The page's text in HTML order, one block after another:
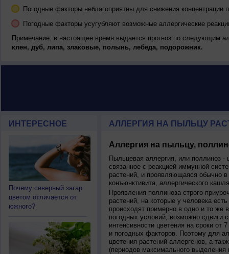
Погодные факторы неблагоприятны для снижения концентрации
Погодные факторы усугубляют возможные аллергические
Примечание: в настоящее время выдается прогноз по следующим
клен, дуб, липа, злаковые, полынь, лебеда, подорожник.
ИНТЕРЕСНОЕ
Почему северный загар
цветом отличается от
южного?
АЛЛЕРГИЯ НА ПЫЛЬЦУ
Аллергия на пыльцу,
Пыльцевая аллергия, или поллиноз -
связанное с реакцией иммунной
растений, и проявляющаяся обычно
конъюнктивита, аллергического
Проявления поллиноза строго
растений, на которые у человека
происходят примерно в одно и то же
погодных условий, возможно сдвиги
интенсивности цветения на сроки от
и погодных факторов. Поэтому для
цветения растений-аллергенов, а
(периодов максимального